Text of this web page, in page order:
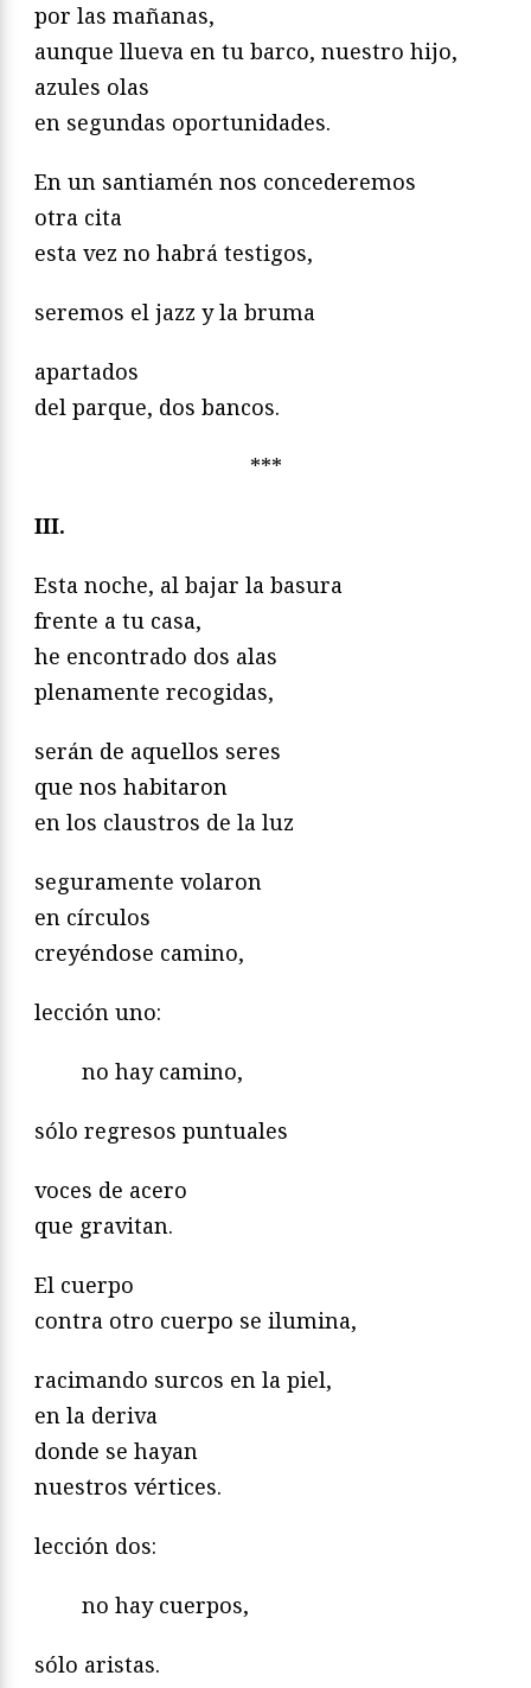
por las mañanas,
aunque llueva en tu barco, nuestro hijo,
azules olas
en segundas oportunidades.
En un santiamén nos concederemos
otra cita
esta vez no habrá testigos,
seremos el jazz y la bruma
apartados
del parque, dos bancos.
***
III.
Esta noche, al bajar la basura
frente a tu casa,
he encontrado dos alas
plenamente recogidas,
serán de aquellos seres
que nos habitaron
en los claustros de la luz
seguramente volaron
en círculos
creyéndose camino,
lección uno:
no hay camino,
sólo regresos puntuales
voces de acero
que gravitan.
El cuerpo
contra otro cuerpo se ilumina,
racimando surcos en la piel,
en la deriva
donde se hayan
nuestros vértices.
lección dos:
no hay cuerpos,
sólo aristas.